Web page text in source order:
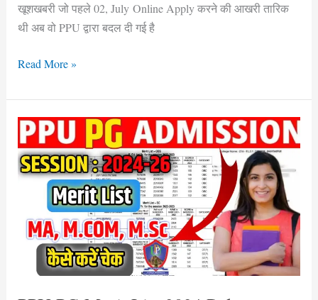
खूशखबरी जो पहले 02, July Online Apply करने की आखरी तारिक
थी अब वो PPU द्वारा बदल दी गई है
Read More »
PPU
PG
Merit
Release
Date
M.Sc,